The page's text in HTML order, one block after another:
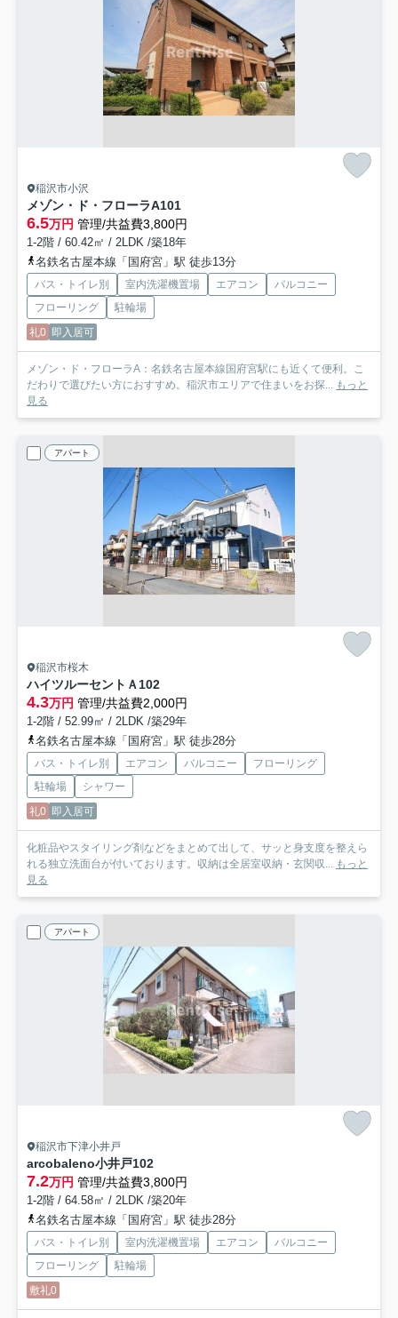
稲沢市小沢
メゾン・ド・フローラA101
6.5万円 管理/共益費3,800円
1-2階 / 60.42㎡ / 2LDK /築18年
名鉄名古屋本線「国府宮」駅 徒歩13分
バス・トイレ別 室内洗濯機置場 エアコン
バルコニー
フローリング
駐輪場
礼0 即入居可
メゾン・ド・フローラA：名鉄名古屋本線国府宮駅にも近くて便利。こ
だわりで選びたい方におすすめ。稲沢市エリアで住まいをお探... もっと
見る
アパート
稲沢市桜木
ハイツルーセントＡ 102
4.3万円 管理/共益費2,000円
1-2階 / 52.99㎡ / 2LDK /築29年
名鉄名古屋本線「国府宮」駅 徒歩28分
バス・トイレ別 エアコン バルコニー
フローリング
駐輪場
シャワー
礼0 即入居可
化粧品やスタイリング剤などをまとめて出して、サッと身支度を整えら
れる独立洗面台が付いております。収納は全居室収納・玄関収... もっと
見る
アパート
稲沢市下津小井戸
arcobaleno小井戸102
7.2万円 管理/共益費3,800円
1-2階 / 64.58㎡ / 2LDK /築20年
名鉄名古屋本線「国府宮」駅 徒歩28分
バス・トイレ別 室内洗濯機置場 エアコン
バルコニー
フローリング
駐輪場
敷礼0